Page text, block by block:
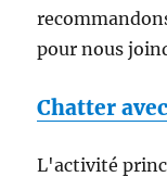
pour nous
Chatter
L'activité